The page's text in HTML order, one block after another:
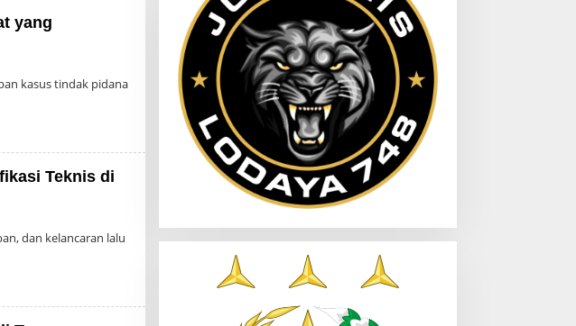
yang
kasus tindak pidana
Teknis di
dan kelancaran lalu